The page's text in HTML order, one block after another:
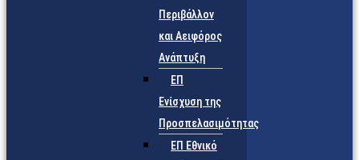
Περιβάλλον
και Αειφόρος
Ανάπτυξη
ΕΠ
Ενίσχυση της
Προσπελασιμότητας
ΕΠ Εθνικό